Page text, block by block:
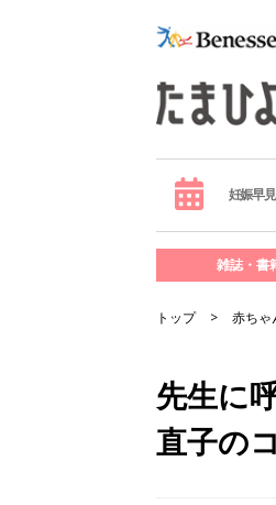
妊娠早
雑誌・書
トップ 赤ちゃ
先生に
直子の